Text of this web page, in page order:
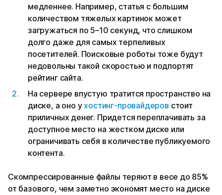
медленнее. Например, статья с большим
количеством тяжелых картинок может
загружаться по 5–10 секунд, что слишком
долго даже для самых терпеливых
посетителей. Поисковые роботы тоже будут
недовольны такой скоростью и подпортят
рейтинг сайта.
На сервере впустую тратится пространство на
диске, а оно ухостинг-провайдеров стоит
приличных денег. Придется переплачивать за
доступное место на жестком диске или
ограничивать себя в количестве публикуемого
контента.
Скомпрессированные файлы теряют в весе до 85%
от базового, чем заметно экономят место на диске